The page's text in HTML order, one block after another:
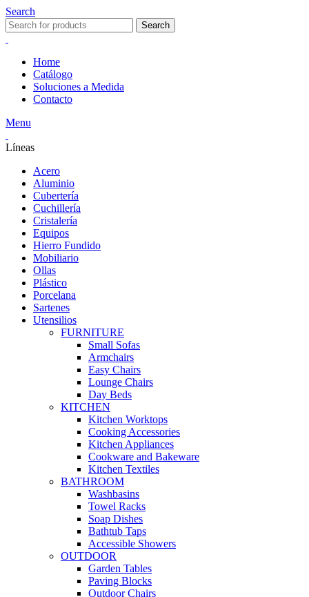
Search
Search
Home
Catálogo
Soluciones a Medida
Contacto
Menu
Líneas
Acero
Aluminio
Cubertería
Cuchillería
Cristalería
Equipos
Hierro Fundido
Mobiliario
Ollas
Plástico
Porcelana
Sartenes
Utensilios
FURNITURE
Small Sofas
Armchairs
Easy Chairs
Lounge Chairs
Day Beds
KITCHEN
Kitchen Worktops
Cooking Accessories
Kitchen Appliances
Cookware and Bakeware
Kitchen Textiles
BATHROOM
Washbasins
Towel Racks
Soap Dishes
Bathtub Taps
Accessible Showers
OUTDOOR
Garden Tables
Paving Blocks
Outdoor Chairs